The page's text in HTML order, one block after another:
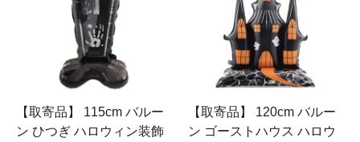
【取寄品】 115cm バルー
ン ひつぎ ハロウィン装飾
【取寄品】 120cm バルー
ン ゴーストハウス ハロウ